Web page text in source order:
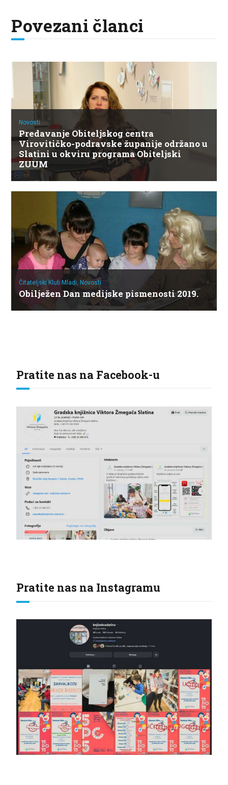
Povezani članci
Novosti
Predavanje Obiteljskog centra
Virovitičko-podravske županije održano u
Slatini u okviru programa Obiteljski
ZUUM
Čitateljski Klub Mladi,Novosti
Obilježen Dan medijske pismenosti 2019.
Pratite nas na Facebook-u
Pratite nas na Instagramu